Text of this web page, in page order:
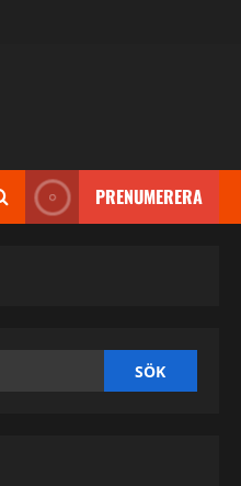
PRENUMERERA